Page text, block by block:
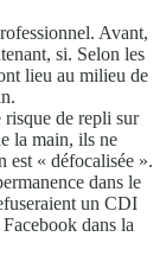
Avant,
si. Selon les
lieu au milieu de
risque de repli sur
la main, ils ne
est « défocalisée ».
dans le
un CDI
dans la